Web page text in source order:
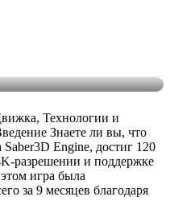
Технологии и
Знаете ли вы, что
Engine, достиг 120
разрешении и поддержке
игра была
за 9 месяцев благодаря